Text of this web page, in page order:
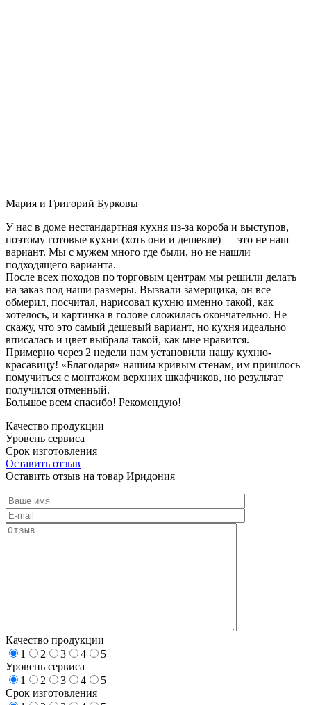
Мария и Григорий Бурковы
У нас в доме нестандартная кухня из-за короба и выступов,
поэтому готовые кухни (хоть они и дешевле) — это не наш
вариант. Мы с мужем много где были, но не нашли
подходящего варианта.
После всех походов по торговым центрам мы решили делать
на заказ под наши размеры. Вызвали замерщика, он все
обмерил, посчитал, нарисовал кухню именно такой, как
хотелось, и картинка в голове сложилась окончательно. Не
скажу, что это самый дешевый вариант, но кухня идеально
вписалась и цвет выбрала такой, как мне нравится.
Примерно через 2 недели нам установили нашу кухню-
красавицу! «Благодаря» нашим кривым стенам, им пришлось
помучиться с монтажом верхних шкафчиков, но результат
получился отменный.
Большое всем спасибо! Рекомендую!
Качество продукции
Уровень сервиса
Срок изготовления
Оставить отзыв
Оставить отзыв на товар Иридония
Качество продукции
1
2 3 4
5
Уровень сервиса
1
2 3 4
5
Срок изготовления